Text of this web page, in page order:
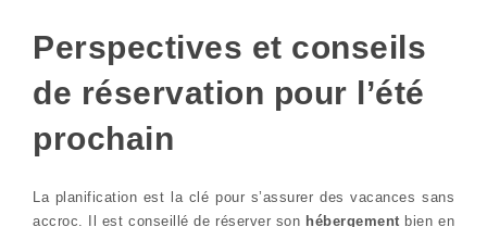
Perspectives et conseils
de réservation pour l’été
prochain
La planification est la clé pour s’assurer des vacances sans
accroc. Il est conseillé de réserver son hébergement bien en